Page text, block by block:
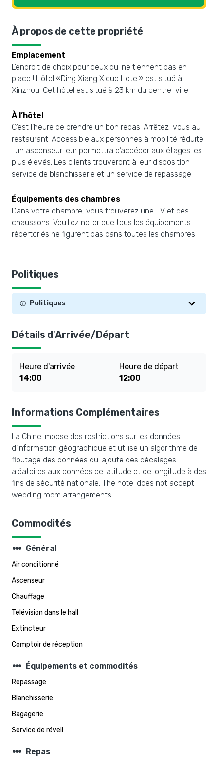
À propos de cette propriété
Emplacement
L’endroit de choix pour ceux qui ne tiennent pas en
place ! Hôtel «Ding Xiang Xiduo Hotel» est situé à
Xinzhou. Cet hôtel est situé à 23 km du centre-ville.
À l’hôtel
C’est l’heure de prendre un bon repas. Arrêtez-vous au
restaurant. Accessible aux personnes à mobilité réduite
: un ascenseur leur permettra d’accéder aux étages les
plus élevés. Les clients trouveront à leur disposition
service de blanchisserie et un service de repassage.
Équipements des chambres
Dans votre chambre, vous trouverez une TV et des
chaussons. Veuillez noter que tous les équipements
répertoriés ne figurent pas dans toutes les chambres.
Politiques
Politiques
Détails d'Arrivée/Départ
Heure d'arrivée
14:00
Heure de départ
12:00
Informations Complémentaires
La Chine impose des restrictions sur les données
d'information géographique et utilise un algorithme de
floutage des données qui ajoute des décalages
aléatoires aux données de latitude et de longitude à des
fins de sécurité nationale. The hotel does not accept
wedding room arrangements.
Commodités
steppers Général
Air conditionné
Ascenseur
Chauffage
Télévision dans le hall
Extincteur
Comptoir de réception
steppers Équipements et commodités
Repassage
Blanchisserie
Bagagerie
Service de réveil
steppers Repas